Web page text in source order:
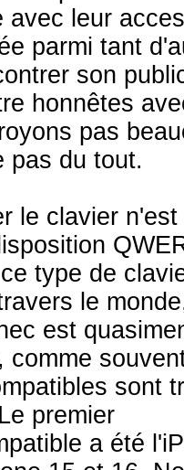
avec leur
parmi tant
son
honnêtes
pas
pas du tout.
le clavier n'est
type de
le
est
comme
sont
premier
a été